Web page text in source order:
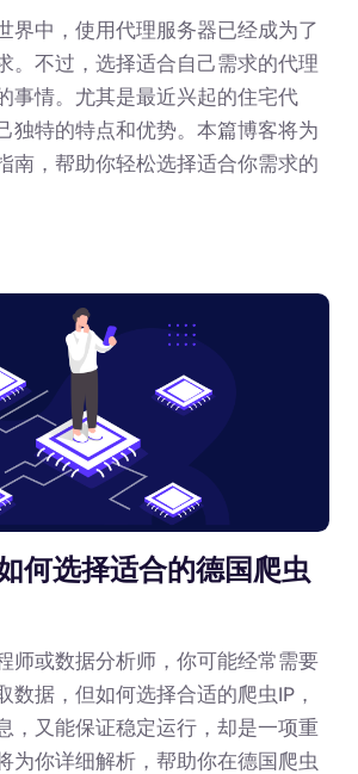
界中，使用代理服务器已经成为了
。不过，选择适合自己需求的代理
事情。尤其是最近兴起的住宅代
独特的特点和优势。本篇博客将为
南，帮助你轻松选择适合你需求的
何选择适合的德国爬虫
师或数据分析师，你可能经常需要
数据，但如何选择合适的爬虫IP，
，又能保证稳定运行，却是一项重
为你详细解析，帮助你在德国爬虫